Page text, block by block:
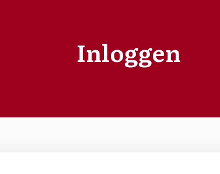
Inloggen